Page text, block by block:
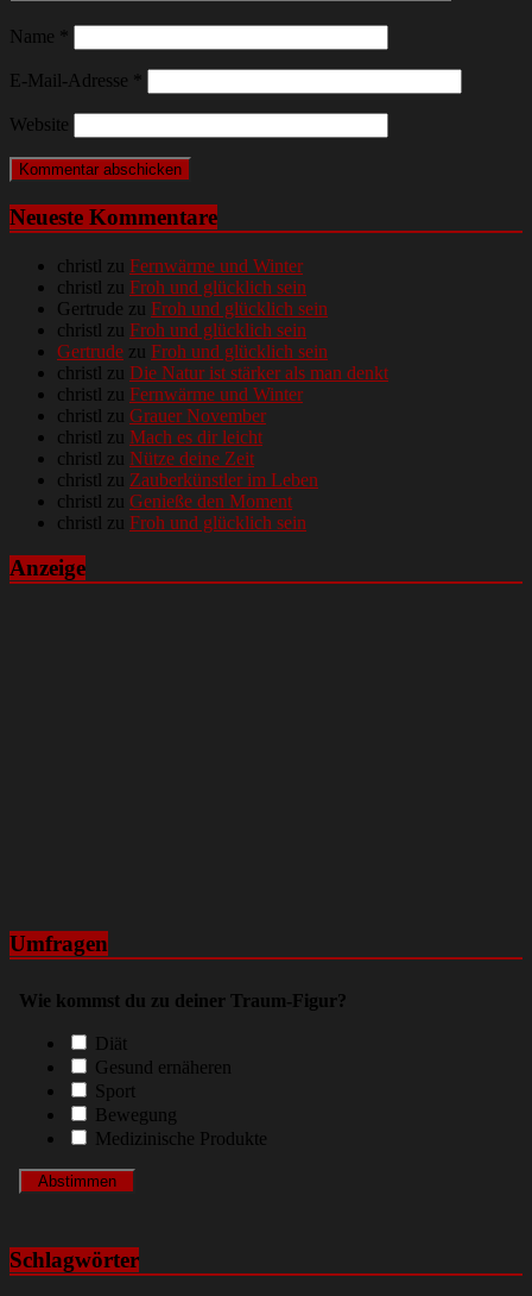
Name
E-Mail-Adresse
Website
Neueste Kommentare
christl zu Fernwärme und Winter
christl zu Froh und glücklich sein
Gertrude zu Froh und glücklich sein
christl zu Froh und glücklich sein
Gertrude zu Froh und glücklich sein
christl zu Die Natur ist stärker als man denkt
christl zu Fernwärme und Winter
christl zu Grauer November
christl zu Mach es dir leicht
christl zu Nütze deine Zeit
christl zu Zauberkünstler im Leben
christl zu Genieße den Moment
christl zu Froh und glücklich sein
Anzeige
Umfragen
Wie kommst du zu deiner Traum-Figur?
Diät
Gesund ernäheren
Sport
Bewegung
Medizinische Produkte
Schlagwörter